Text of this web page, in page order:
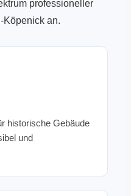
professioneller
Köpenick an.
historische Gebäude
und